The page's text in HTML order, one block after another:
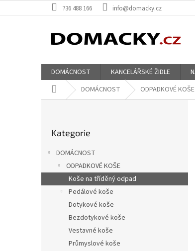
na
736 488 166 info@domacky.cz
DOMÁCNOST KANCELÁŘSKÉ ŽIDLE
Domů DOMÁCNOST ODPADKOVÉ KOŠE
n
kategorie
Kategorie
DOMÁCNOST
ODPADKOVÉ KOŠE
Koše na tříděný odpad
Pedálové koše
Dotykové koše
Bezdotykové koše
Vestavné koše
Průmyslové koše